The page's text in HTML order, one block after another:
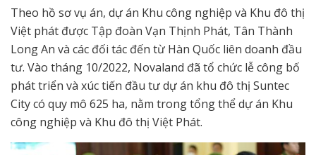
Theo hồ sơ vụ án, dự án Khu công nghiệp và Khu đô thị
Việt phát được Tập đoàn Vạn Thịnh Phát, Tân Thành
Long An và các đối tác đến từ Hàn Quốc liên doanh đầu
tư. Vào tháng 10/2022, Novaland đã tổ chức lễ công bố
phát triển và xúc tiến đầu tư dự án khu đô thị Suntec
City có quy mô 625 ha, nằm trong tổng thể dự án Khu
công nghiệp và Khu đô thị Việt Phát.